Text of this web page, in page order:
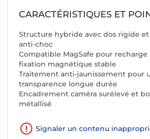
CARACTÉRISTIQUES ET
Structure hybride avec dos rigide
anti-choc
Compatible MagSafe pour recharge
fixation magnétique stable
Traitement anti-jaunissement pour
transparence longue durée
Encadrement caméra surélevé et
métallisé
Signaler un contenu